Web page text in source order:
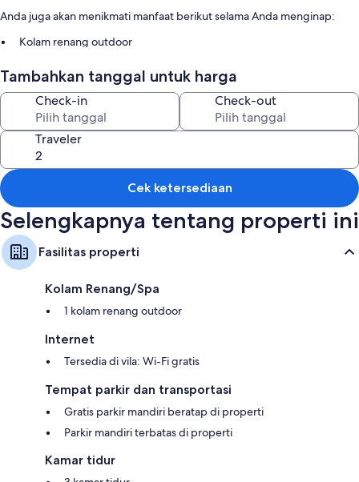
Anda juga akan menikmati manfaat berikut selama Anda menginap:
Kolam renang outdoor
Pemanggang barbekyu
Fitur kamar
Semua kamar tamu di Villa Alana menyediakan fasilitas seperti WiFi
Tambahkan tanggal untuk harga
Check-in Check-out
Traveler
Cek ketersediaan
Selengkapnya tentang properti ini
Fasilitas properti
Kolam Renang/Spa
1 kolam renang outdoor
Internet
Tersedia di vila: Wi-Fi gratis
Tempat parkir dan transportasi
Gratis parkir mandiri beratap di properti
Parkir mandiri terbatas di properti
Kamar tidur